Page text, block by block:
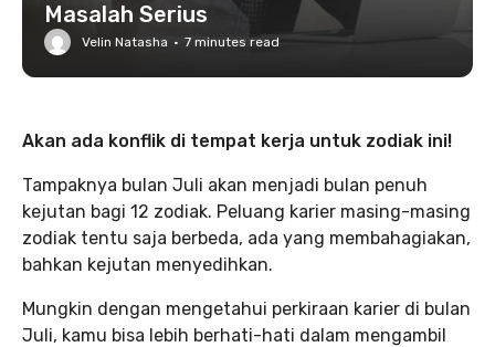
Masalah Serius
Velin Natasha · 7 minutes read
Akan ada konflik di tempat kerja untuk zodiak ini!
Tampaknya bulan Juli akan menjadi bulan penuh
kejutan bagi 12 zodiak. Peluang karier masing-masing
zodiak tentu saja berbeda, ada yang membahagiakan,
bahkan kejutan menyedihkan.
Mungkin dengan mengetahui perkiraan karier di bulan
Juli, kamu bisa lebih berhati-hati dalam mengambil